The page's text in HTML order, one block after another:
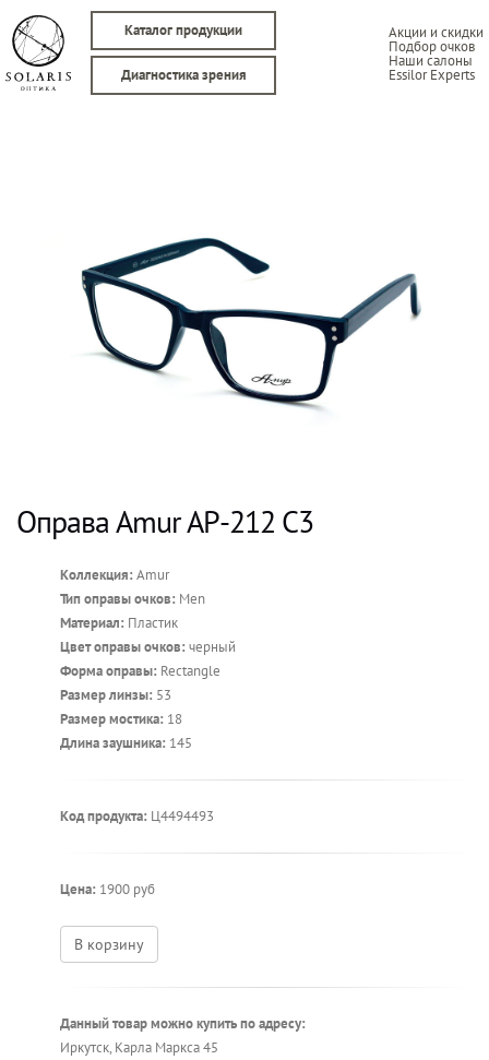
Каталог продукции Акции и скидки
Подбор очков
Наши салоны
Essilor Experts
Диагностика зрения
Оправа Amur AP-212 С3
Коллекция: Amur
Тип оправы очков: Men
Материал: Пластик
Цвет оправы очков: черный
Форма оправы: Rectangle
Размер линзы: 53
Размер мостика: 18
Длина заушника: 145
Код продукта: Ц4494493
Цена: 1900 руб
В корзину
Данный товар можно купить по адресу:
Иркутск, Карла Маркса 45